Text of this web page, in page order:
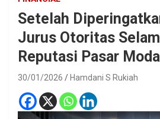
Setelah
Jurus Otoritas
Reputasi Pasar
30/01/2026 Hamdani S Rukiah